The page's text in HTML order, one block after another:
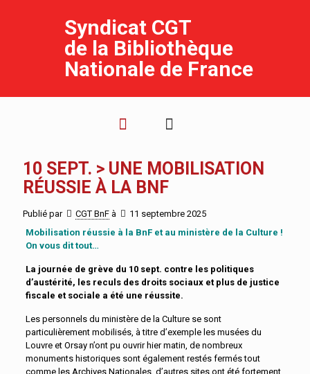
Syndicat CGT
de la Bibliothèque
Nationale de France
10 SEPT. > UNE MOBILISATION
RÉUSSIE À LA BNF
Publié par CGT BnF à
11 septembre 2025
Mobilisation réussie à la BnF et au ministère de la Culture !
On vous dit tout…
La journée de grève du 10 sept. contre les politiques
d’austérité, les reculs des droits sociaux et plus de justice
fiscale et sociale a été une réussite.
Les personnels du ministère de la Culture se sont
particulièrement mobilisés, à titre d’exemple les musées du
Louvre et Orsay n’ont pu ouvrir hier matin, de nombreux
monuments historiques sont également restés fermés tout
comme les Archives Nationales, d’autres sites ont été fortement